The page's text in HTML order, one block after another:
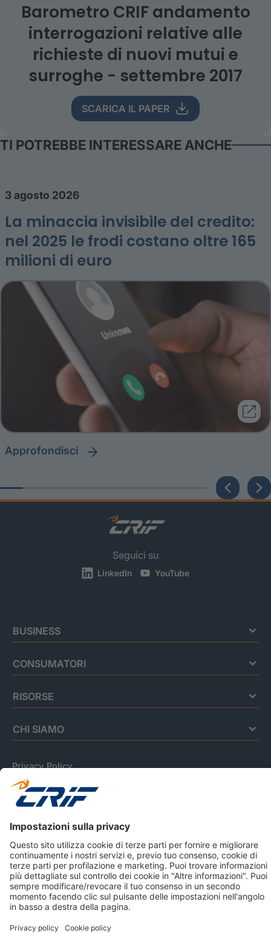
Barometro CRIF andamento
interrogazioni relative alle
richieste di nuovi mutui e
surroghe - settembre 2017
SCARICA IL PAPER
TI POTREBBE INTERESSARE ANCHE
3 agosto 2026
La minaccia invisibile del credito:
nel 2025 le frodi costano oltre 165
milioni di euro
approfondisci
Seguici su
LinkedIn YouTube
BUSINESS
CONSUMATORI
RISORSE
CHI SIAMO
Privacy Policy
Cookie Policy
Informativa Dati Personali
CRIF Business Ethics
Informativa Privacy Relativa Al Sistema Di Informazioni
Creditizie
© 2026 CRIF S.p.A. Tutti i diritti riservati.
sottoscritto € 51.941.235,00 di cui versato € 51.806.190,00 |